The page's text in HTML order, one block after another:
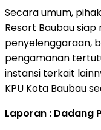
Secara umum,
Resort Baubau
penyelenggaraan,
pengamanan
instansi terkait
KPU Kota Baubau
Laporan : Dadang